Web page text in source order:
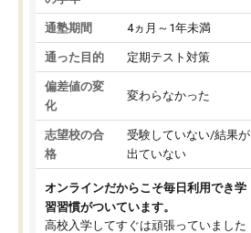
通塾期間 4ヵ月～1年未満
通った目的 定期テスト対策
偏差値の変
化
変わらなかった
志望校の合
格
受験していない/結果が
出ていない
オンラインだからこそ毎日利用でき学
習習慣がついています。
高校入学してすぐは頑張っていました